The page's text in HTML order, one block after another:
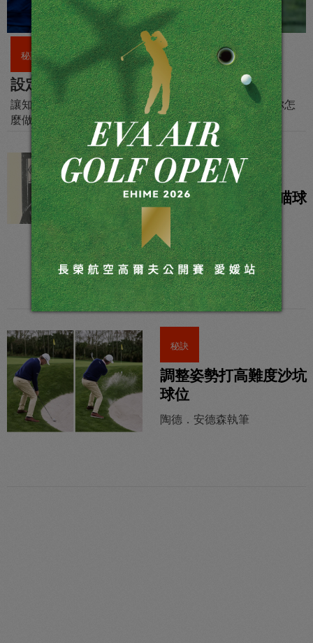
秘訣
設定新年度的高爾夫目標
讓知名美國 PGA 教練暨專欄作家 Brendon Elliott 告訴你怎
麼做
秘訣
用一面鏡子來檢查瞄球
姿勢
秘訣
調整姿勢打高難度沙坑
球位
陶德．安德森執筆